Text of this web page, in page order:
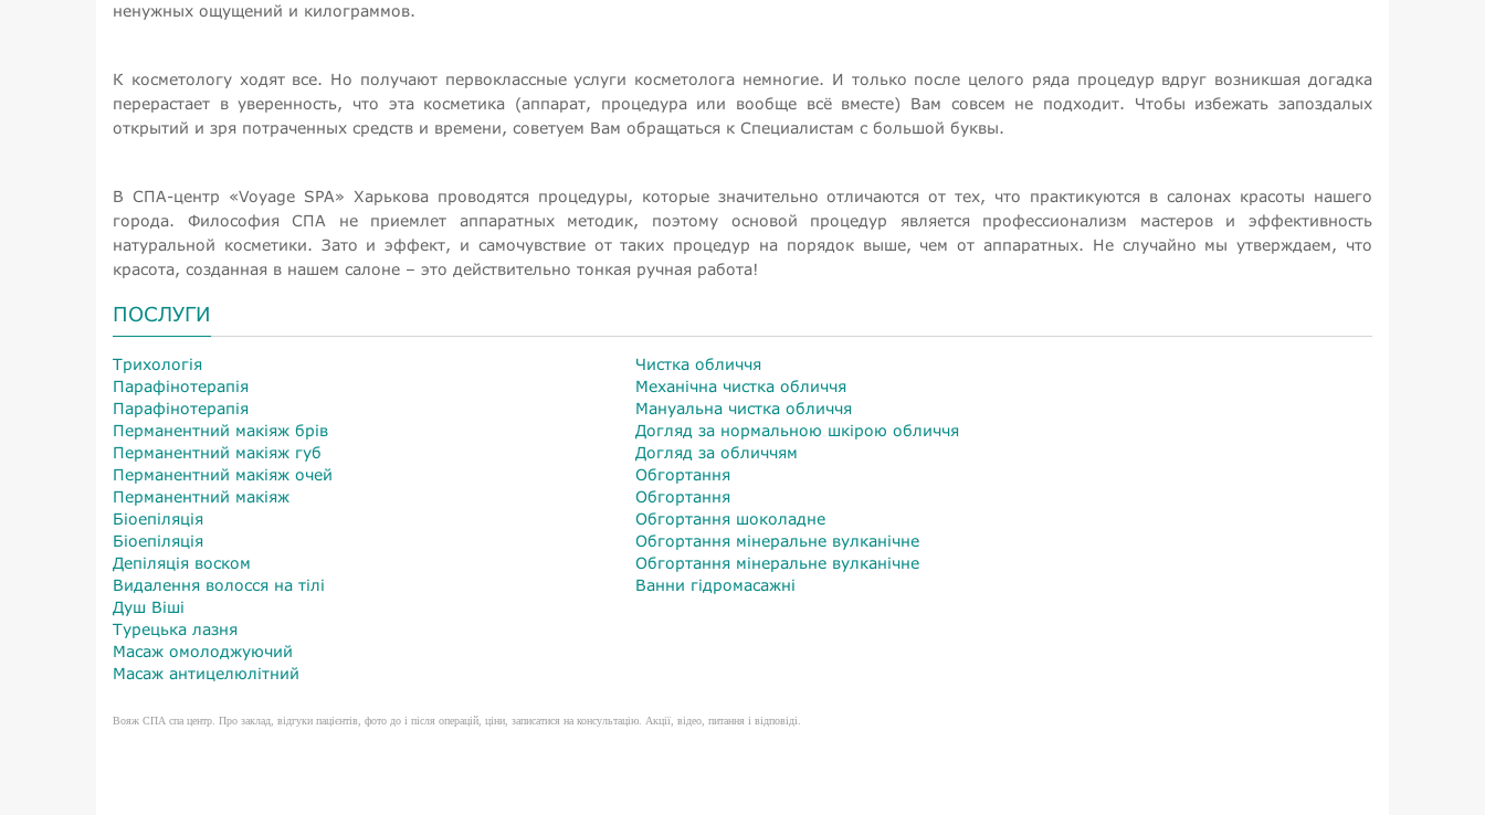
ненужных ощущений и килограммов.
К косметологу ходят все. Но получают первоклассные услуги косметолога немногие. И только после целого ряда процедур вдруг возникшая догадка
перерастает в уверенность, что эта косметика (аппарат, процедура или вообще всё вместе) Вам совсем не подходит. Чтобы избежать запоздалых
открытий и зря потраченных средств и времени, советуем Вам обращаться к Специалистам с большой буквы.
В СПА-центр «Voyage SPA» Харькова проводятся процедуры, которые значительно отличаются от тех, что практикуются в салонах красоты нашего
города. Философия СПА не приемлет аппаратных методик, поэтому основой процедур является профессионализм мастеров и эффективность
натуральной косметики. Зато и эффект, и самочувствие от таких процедур на порядок выше, чем от аппаратных. Не случайно мы утверждаем, что
красота, созданная в нашем салоне – это действительно тонкая ручная работа!
ПОСЛУГИ
Трихологія
Парафінотерапія
Парафінотерапія
Перманентний макіяж брів
Перманентний макіяж губ
Перманентний макіяж очей
Перманентний макіяж
Біоепіляція
Біоепіляція
Депіляція воском
Видалення волосся на тілі
Чистка обличчя
Механічна чистка обличчя
Мануальна чистка обличчя
Догляд за нормальною шкірою обличчя
Догляд за обличчям
Обгортання
Обгортання
Обгортання шоколадне
Обгортання мінеральне вулканічне
Обгортання мінеральне вулканічне
Ванни гідромасажні
Душ Віші
Турецька лазня
Масаж омолоджуючий
Масаж антицелюлітний
Вояж СПА спа центр. Про заклад, відгуки пацієнтів, фото до і після операцій, ціни, записатися на консультацію. Акції, відео, питання і відповіді.